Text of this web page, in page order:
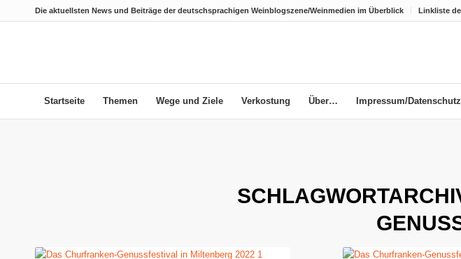
Die aktuellsten News und Beiträge der deutschsprachigen Weinblogszene/Weinmedien im Überblick Linkliste
Startseite Themen Wege und Ziele Verkostung Über… Impressum/Datenschutz